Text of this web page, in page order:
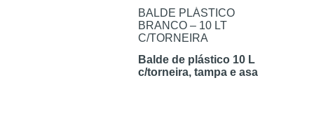
BALDE PLÁSTICO
BRANCO – 10 LT
C/TORNEIRA
Balde de plástico 10 L
c/torneira, tampa e asa